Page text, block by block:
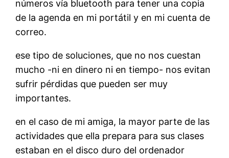
números vía bluetooth para tener una copia
de la agenda en mi portátil y en mi cuenta de
correo.
ese tipo de soluciones, que no nos cuestan
mucho -ni en dinero ni en tiempo- nos evitan
sufrir pérdidas que pueden ser muy
importantes.
en el caso de mi amiga, la mayor parte de las
actividades que ella prepara para sus clases
estaban en el disco duro del ordenador